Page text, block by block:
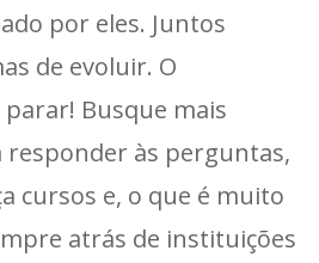
por eles. Juntos
de evoluir. O
Busque mais
às perguntas,
cursos e, o que é muito
atrás de instituições